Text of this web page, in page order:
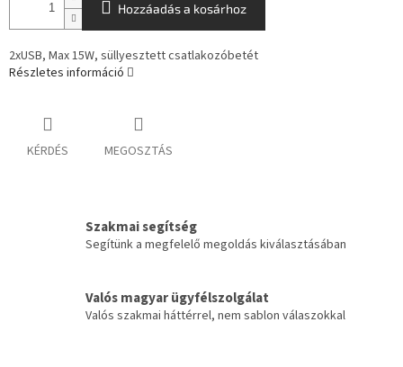
Hozzáadás a kosárhoz
2xUSB, Max 15W, süllyesztett csatlakozóbetét
Részletes információ
KÉRDÉS MEGOSZTÁS
Szakmai segítség
Segítünk a megfelelő megoldás kiválasztásában
Valós magyar ügyfélszolgálat
Valós szakmai háttérrel, nem sablon válaszokkal